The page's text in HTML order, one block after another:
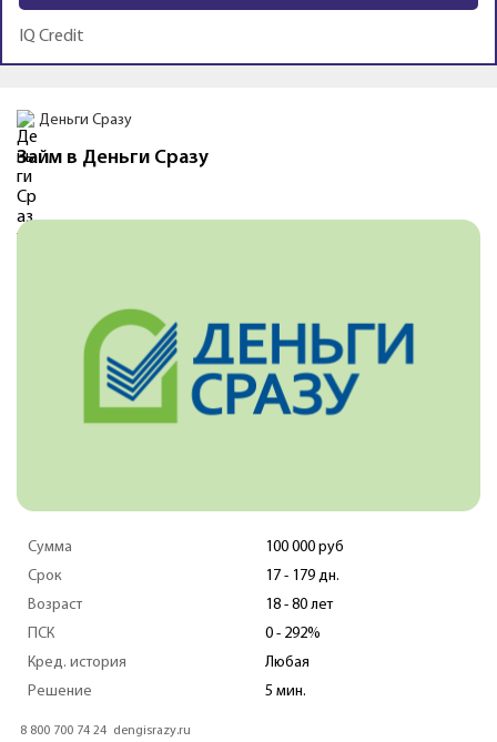
IQ Credit
Деньги Сразу
Займ в Деньги Сразу
Сумма
100 000 руб
Срок
17 - 179 дн.
Возраст
18 - 80 лет
ПСК
0 - 292%
Кред. история
Любая
Решение
5 мин.
8 800 700 74 24 dengisrazy.ru